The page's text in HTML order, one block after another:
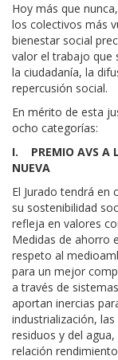
Hoy más que
los colectivos más
bienestar social
valor el trabajo que
la ciudadanía, la
repercusión social.
En mérito de esta
ocho categorías:
I. PREMIO AVS A
NUEVA
El Jurado tendrá en
su sostenibilidad
refleja en valores
Medidas de ahorro
respeto al
para un mejor
a través de
aportan inercias
industrialización,
residuos y del
relación